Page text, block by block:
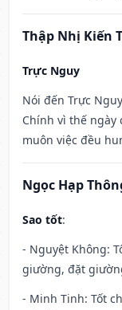
Thập Nhị Kiến
Trực Nguy
Nói đến Trực
Chính vì thế ngày
muôn việc đều
Ngọc Hạp
Sao tốt:
- Nguyệt Không:
giường, đặt
- Minh Tinh: Tốt